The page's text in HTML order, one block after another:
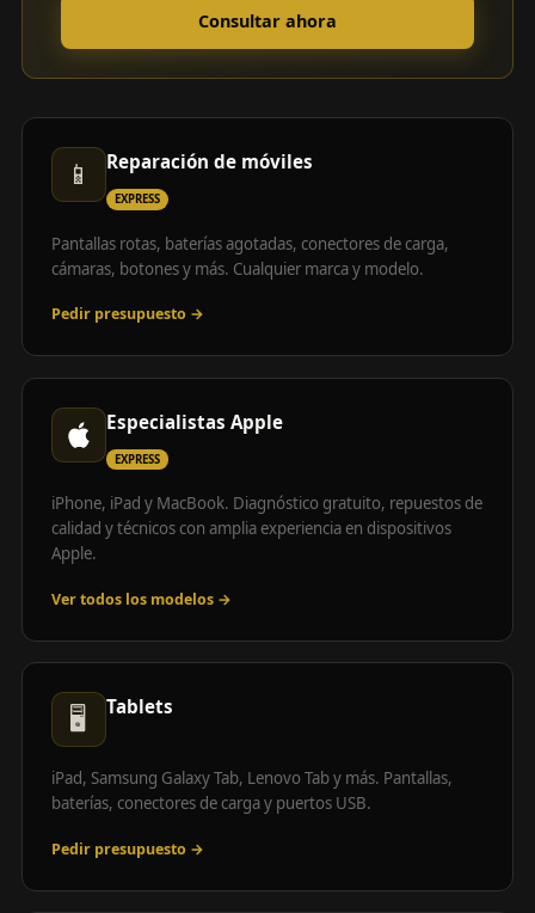
Consultar ahora
📱 Reparación de móviles
EXPRESS
Pantallas rotas, baterías agotadas, conectores de carga,
cámaras, botones y más. Cualquier marca y modelo.
Pedir presupuesto →
Especialistas Apple
EXPRESS
iPhone, iPad y MacBook. Diagnóstico gratuito, repuestos de
calidad y técnicos con amplia experiencia en dispositivos
Apple.
Ver todos los modelos →
🖥️ Tablets
iPad, Samsung Galaxy Tab, Lenovo Tab y más. Pantallas,
baterías, conectores de carga y puertos USB.
Pedir presupuesto →